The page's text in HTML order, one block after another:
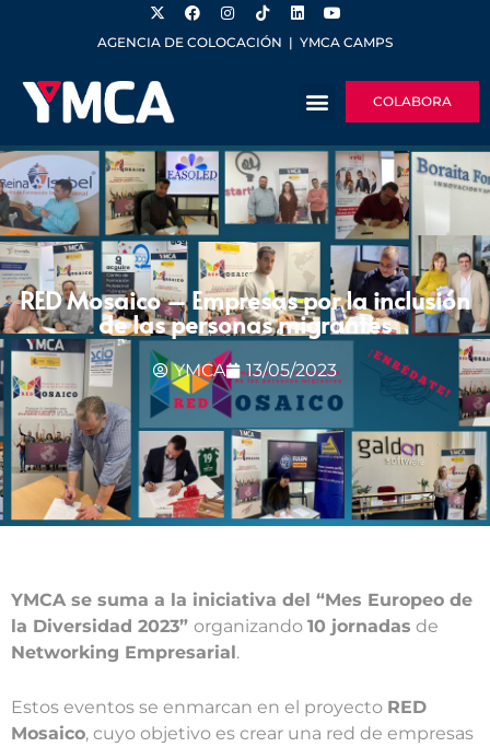
AGENCIA DE COLOCACIÓN | YMCA CAMPS
COLABORA
RED Mosaico – Empresas por la inclusión
de las personas migrantes
YMCA 13/05/2023
YMCA se suma a la iniciativa del “Mes Europeo de
la Diversidad 2023” organizando 10 jornadas de
Networking Empresarial.
Estos eventos se enmarcan en el proyecto RED
Mosaico, cuyo objetivo es crear una red de empresas